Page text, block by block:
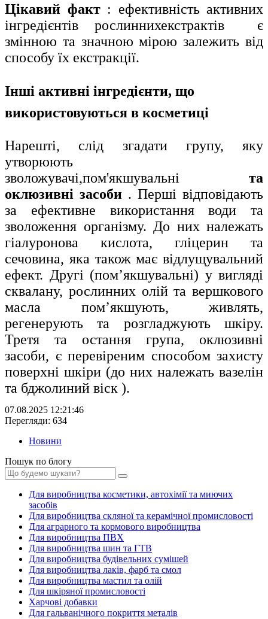
Цікавий факт : ефективність активних
інгредієнтів рослиннихекстрактів
є
змінною та значною мірою залежить від
способу їх екстракції.
Інші активні інгредієнти, що
використовуються в косметиці
Нарешті, слід згадати групу, яку
утворюють
зволожувачі,пом'якшувальні
та
оклюзивні засоби . Перші відповідають
за ефективне використання води та
зволоження організму. До них належать
гіалуронова кислота, гліцерин та
сечовина, яка також має відлущувальний
ефект. Другі (пом’якшувальні) у вигляді
сквалану, рослинних олій та вершкового
масла пом’якшують, живлять,
регенерують та розгладжують шкіру.
Третя та остання група, оклюзивні
засоби, є перевіреним способом захисту
поверхні шкіри (до них належать вазелін
та бджолиний віск ).
07.08.2025 12:21:46
Перегляди: 634
Новини
Пошук по блогу
Для виробництва косметики, автохімії та миючих
засобів
Для виробництва скляної та керамічної промисловості
Для аграрного та кормового виробництва
Для виробництва ПВХ
Для виробництва шин та ГТВ
Для виробництва будівельних сумішей
Для виробництва лаків, фарб та смол
Для виробництва мастил та олій
Для шкіряної промисловості
Харчові добавки
Для гальванічного покриття металів